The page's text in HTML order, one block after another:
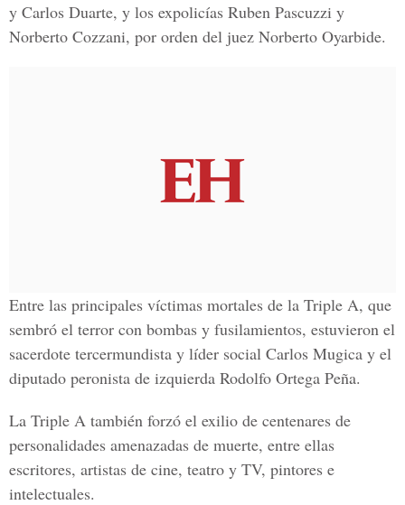
y Carlos Duarte, y los expolicías Ruben Pascuzzi y
Norberto Cozzani, por orden del juez Norberto Oyarbide.
Entre las principales víctimas mortales de la Triple A, que
sembró el terror con bombas y fusilamientos, estuvieron el
sacerdote tercermundista y líder social Carlos Mugica y el
diputado peronista de izquierda Rodolfo Ortega Peña.
La Triple A también forzó el exilio de centenares de
personalidades amenazadas de muerte, entre ellas
escritores, artistas de cine, teatro y TV, pintores e
intelectuales.